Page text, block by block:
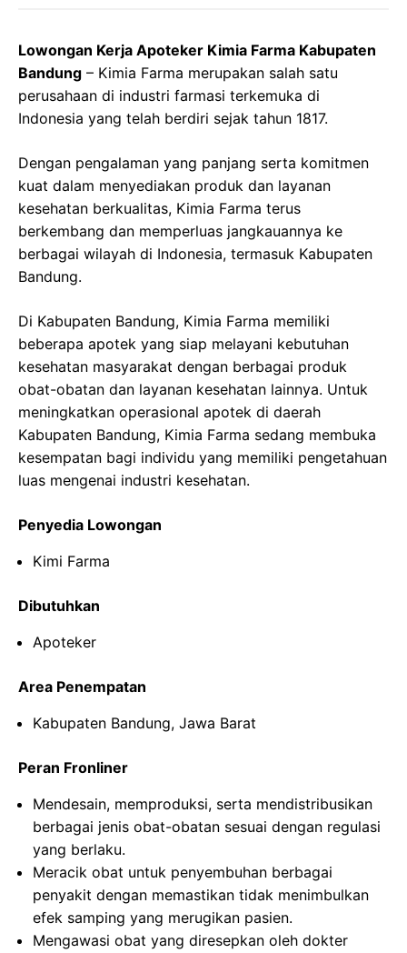
Lowongan Kerja Apoteker Kimia Farma Kabupaten
Bandung – Kimia Farma merupakan salah satu
perusahaan di industri farmasi terkemuka di
Indonesia yang telah berdiri sejak tahun 1817.
Dengan pengalaman yang panjang serta komitmen
kuat dalam menyediakan produk dan layanan
kesehatan berkualitas, Kimia Farma terus
berkembang dan memperluas jangkauannya ke
berbagai wilayah di Indonesia, termasuk Kabupaten
Bandung.
Di Kabupaten Bandung, Kimia Farma memiliki
beberapa apotek yang siap melayani kebutuhan
kesehatan masyarakat dengan berbagai produk
obat-obatan dan layanan kesehatan lainnya. Untuk
meningkatkan operasional apotek di daerah
Kabupaten Bandung, Kimia Farma sedang membuka
kesempatan bagi individu yang memiliki pengetahuan
luas mengenai industri kesehatan.
Penyedia Lowongan
Kimi Farma
Dibutuhkan
Apoteker
Area Penempatan
Kabupaten Bandung, Jawa Barat
Peran Fronliner
Mendesain, memproduksi, serta mendistribusikan
berbagai jenis obat-obatan sesuai dengan regulasi
yang berlaku.
Meracik obat untuk penyembuhan berbagai
penyakit dengan memastikan tidak menimbulkan
efek samping yang merugikan pasien.
Mengawasi obat yang diresepkan oleh dokter